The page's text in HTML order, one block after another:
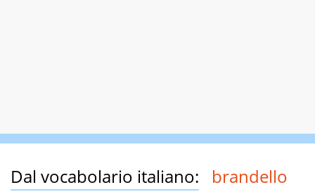
Dal vocabolario italiano: brandello